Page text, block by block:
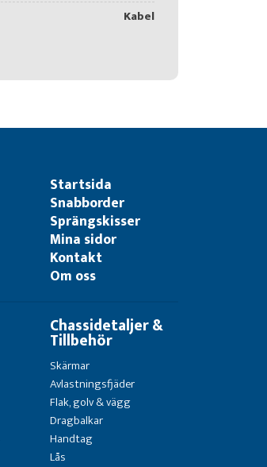
Kabel
Startsida
Snabborder
Sprängskisser
Mina sidor
Kontakt
Om oss
Chassidetaljer &
Tillbehör
Skärmar
Avlastningsfjäder
Flak, golv & vägg
Dragbalkar
Handtag
Lås